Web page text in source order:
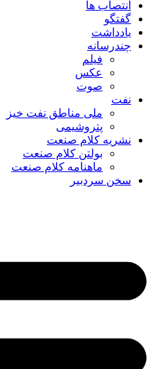
انتصاب ها
گفتگو
یادداشت
چندرسانه
فیلم
عکس
صوت
نفت
ملی مناطق نفت خیز
پتروشیمی
نشریه کلام صنعت
بولتن کلام صنعت
ماهنامه کلام صنعت
سخن سردبیر